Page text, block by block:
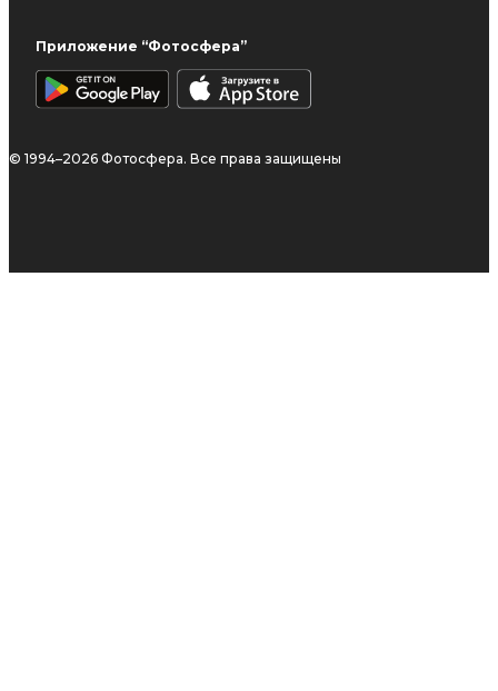
Приложение “Фотосфера”
© 1994–2026 Фотосфера. Все права защищены